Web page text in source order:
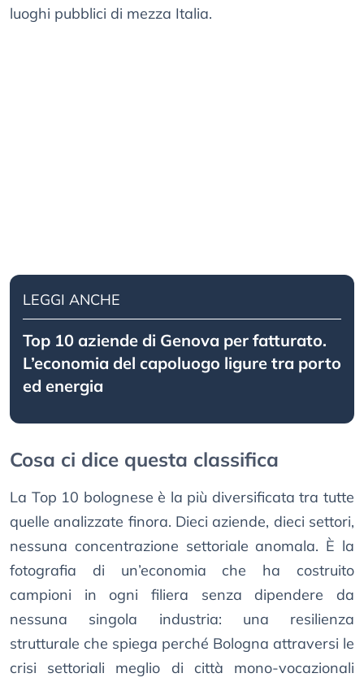
luoghi pubblici di mezza Italia.
LEGGI ANCHE
Top 10 aziende di Genova per fatturato.
L’economia del capoluogo ligure tra porto
ed energia
Cosa ci dice questa classifica
La Top 10 bolognese è la più diversificata tra tutte
quelle analizzate finora. Dieci aziende, dieci settori,
nessuna concentrazione settoriale anomala. È la
fotografia di un’economia che ha costruito
campioni in ogni filiera senza dipendere da
nessuna singola industria: una resilienza
strutturale che spiega perché Bologna attraversi le
crisi settoriali meglio di città mono-vocazionali